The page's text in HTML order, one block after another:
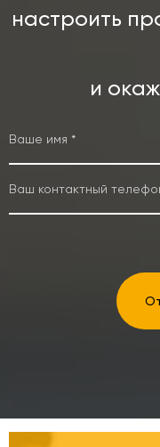
настроить
и